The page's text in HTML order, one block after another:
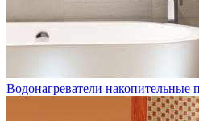
Водонагреватели накопительные